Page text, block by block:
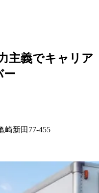
主義でキャリア
ー
崎新田77-455